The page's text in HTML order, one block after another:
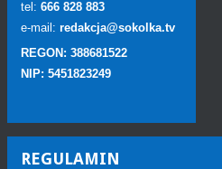
tel: 666 828 883
e-mail: redakcja@sokolka.tv
REGON: 388681522
NIP: 5451823249
REGULAMIN